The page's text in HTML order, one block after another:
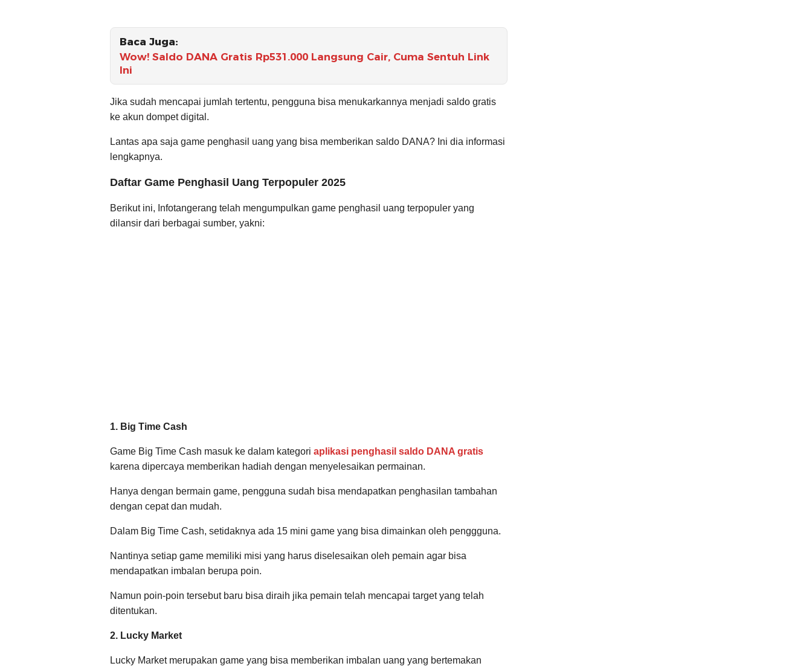
Baca Juga:
Wow! Saldo DANA Gratis Rp531.000 Langsung Cair, Cuma Sentuh Link
Ini
Jika sudah mencapai jumlah tertentu, pengguna bisa menukarkannya menjadi saldo gratis
ke akun dompet digital.
Lantas apa saja game penghasil uang yang bisa memberikan saldo DANA? Ini dia informasi
lengkapnya.
Daftar Game Penghasil Uang Terpopuler 2025
Berikut ini, Infotangerang telah mengumpulkan game penghasil uang terpopuler yang
dilansir dari berbagai sumber, yakni:
1. Big Time Cash
Game Big Time Cash masuk ke dalam kategori aplikasi penghasil saldo DANA gratis
karena dipercaya memberikan hadiah dengan menyelesaikan permainan.
Hanya dengan bermain game, pengguna sudah bisa mendapatkan penghasilan tambahan
dengan cepat dan mudah.
Dalam Big Time Cash, setidaknya ada 15 mini game yang bisa dimainkan oleh penggguna.
Nantinya setiap game memiliki misi yang harus diselesaikan oleh pemain agar bisa
mendapatkan imbalan berupa poin.
Namun poin-poin tersebut baru bisa diraih jika pemain telah mencapai target yang telah
ditentukan.
2. Lucky Market
Lucky Market merupakan game yang bisa memberikan imbalan uang yang bertemakan